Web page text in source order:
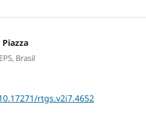
Brasil
rtgs.v2i7.4652